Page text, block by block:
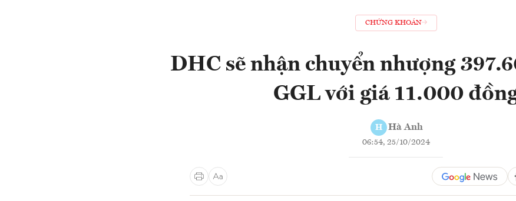
CHỨNG KHOÁN
DHC sẽ nhận chuyển nhượng
GGL với giá 11.000
H Hà Anh
06:54, 25/10/2024